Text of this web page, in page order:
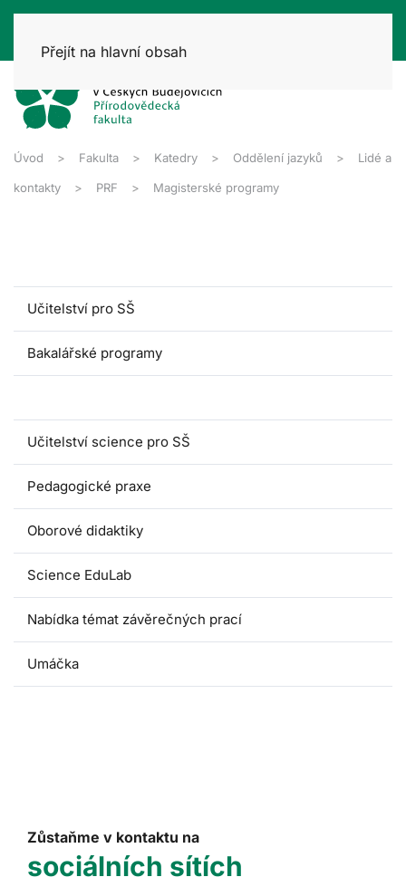
Přejít na hlavní obsah
Úvod Fakulta Katedry Oddělení jazyků Lidé a
kontakty PRF Magisterské programy
Učitelství pro SŠ
Bakalářské programy
Učitelství science pro SŠ
Pedagogické praxe
Oborové didaktiky
Science EduLab
Nabídka témat závěrečných prací
Umáčka
Zůstaňme v kontaktu na
sociálních sítích